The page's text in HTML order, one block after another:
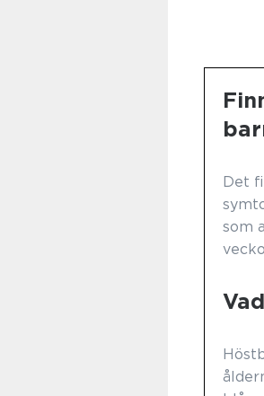
Det
som